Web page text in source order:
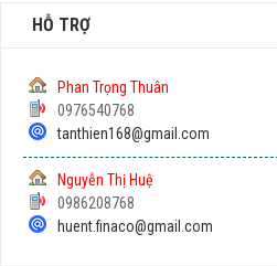
HỖ TRỢ
Phan Trọng Thuân
0976540768
tanthien168@gmail.com
Nguyễn Thị Huệ
0986208768
huent.finaco@gmail.com